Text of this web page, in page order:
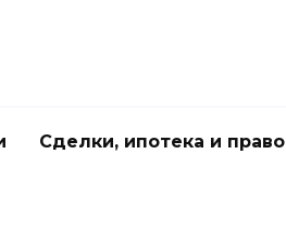
Сделки, ипотека и право